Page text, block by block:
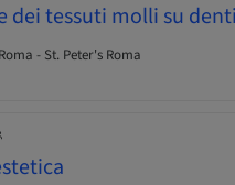
dei tessuti molli su
- St. Peter's Roma